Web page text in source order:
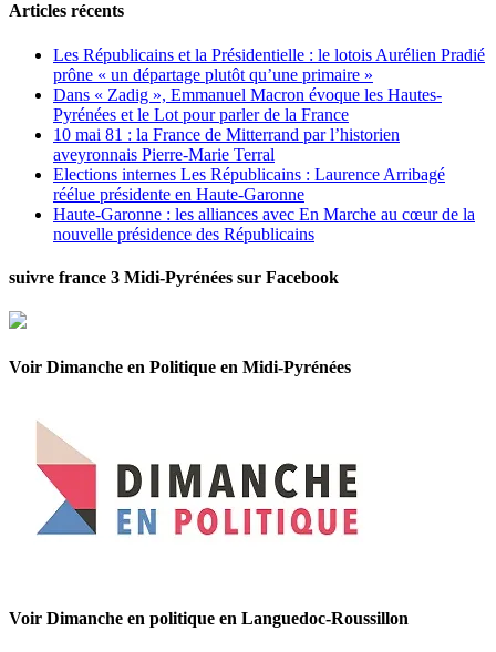
Articles récents
Les Républicains et la Présidentielle : le lotois Aurélien Pradié
prône « un départage plutôt qu’une primaire »
Dans « Zadig », Emmanuel Macron évoque les Hautes-
Pyrénées et le Lot pour parler de la France
10 mai 81 : la France de Mitterrand par l’historien
aveyronnais Pierre-Marie Terral
Elections internes Les Républicains : Laurence Arribagé
réélue présidente en Haute-Garonne
Haute-Garonne : les alliances avec En Marche au cœur de la
nouvelle présidence des Républicains
suivre france 3 Midi-Pyrénées sur Facebook
Voir Dimanche en Politique en Midi-Pyrénées
Voir Dimanche en politique en Languedoc-Roussillon